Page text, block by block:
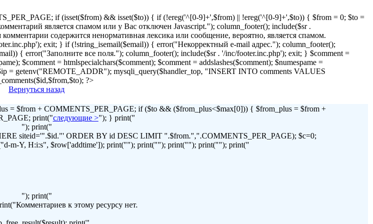
if (isset($from) && isset($to)) { if (!ereg('^[0-9]+',$from) || !ereg('^[0-9]+',$to)) { $from = 0; $to =
является спамом или у Вас отключен Javascript."); column_footer(); include($sr .
содержится ненормативная лексика или сообщение, вероятно, является спамом.
exit; } if (!string_isemail($email)) { error("Некорректный e-mail адрес."); column_footer();
{ error("Заполните все поля."); column_footer(); include($sr . '/inc/footer.inc.php'); exit; } $comment =
$comment = htmlspecialchars($comment); $comment = addslashes($comment); $numespame =
= getenv("REMOTE_ADDR"); mysqli_query($handler_top, "INSERT INTO comments VALUES
?>
Вернуться назад
= $from + COMMENTS_PER_PAGE; if ($to && ($from_plus<$max[0])) { $from_plus = $from +
print("следующие >"); } print("
"); print("
siteid='".$id."' ORDER BY id DESC LIMIT ".$from.",".COMMENTS_PER_PAGE); $c=0;
m-Y, H:i:s", $row['addtime']); print(""); print(""); print(""); print(""); print("
"); print("
к этому ресурсу нет.